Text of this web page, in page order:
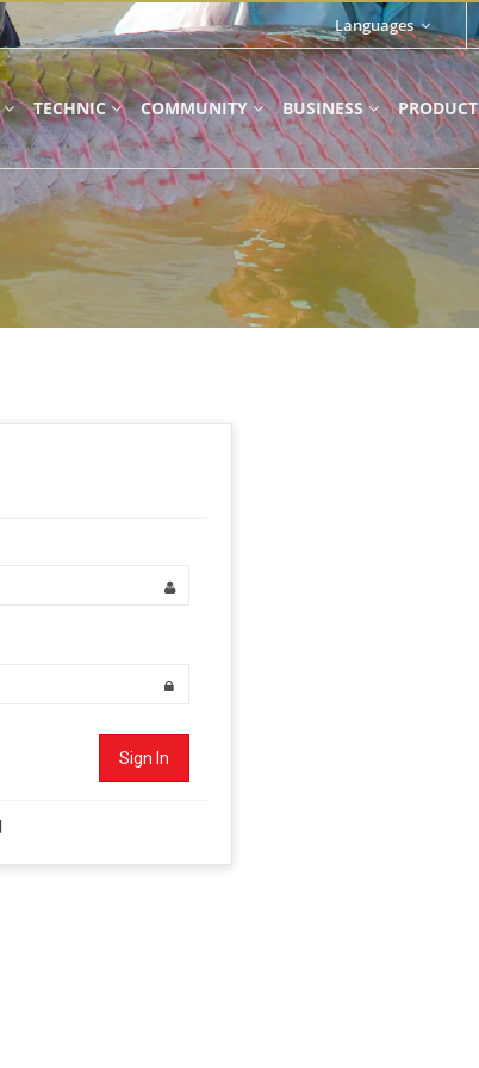
Languages
TECHNIC COMMUNITY BUSINESS PRODUCT
Sign In